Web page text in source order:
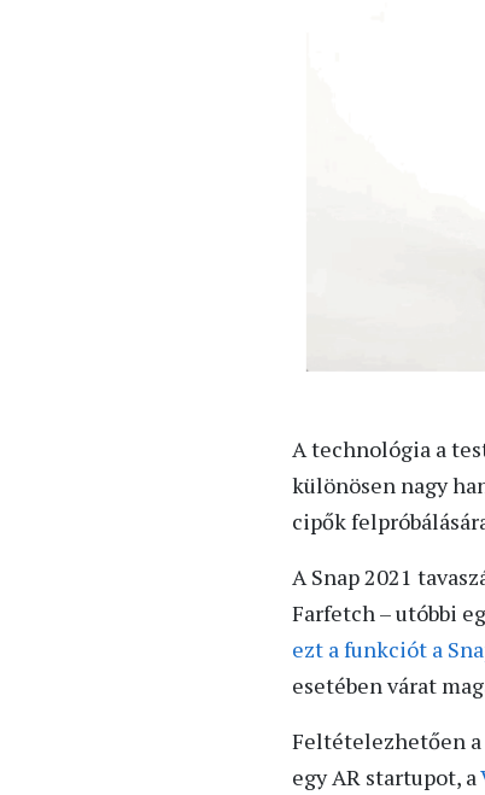
A technológia a
különösen nagy
cipők
A Snap 2021
Farfetch – utóbbi
ezt a funkciót a
esetében várat
Feltételezhetően a
egy AR startupot, a